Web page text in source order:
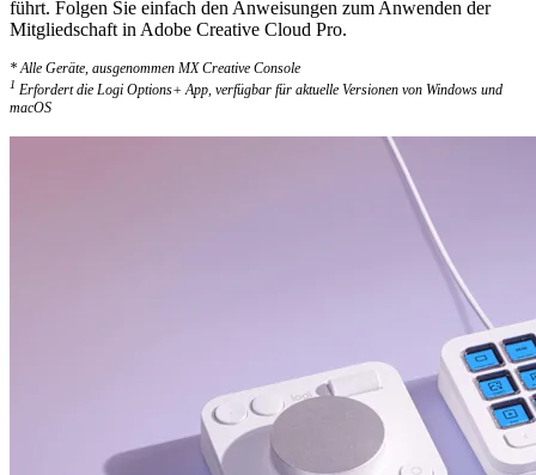
führt. Folgen Sie einfach den Anweisungen zum Anwenden der
Mitgliedschaft in Adobe Creative Cloud Pro.
* Alle Geräte, ausgenommen MX Creative Console
1 Erfordert die Logi Options+ App, verfügbar für aktuelle Versionen von Windows und
macOS